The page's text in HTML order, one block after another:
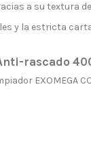
a su textura
y la estricta
Anti-rascado
EXOMEGA